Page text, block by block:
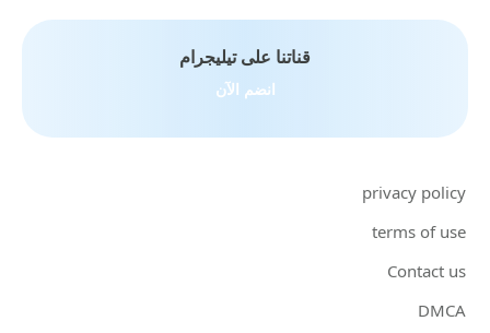
قناتنا على تيليجرام
انضم الآن
privacy policy
terms of use
Contact us
DMCA